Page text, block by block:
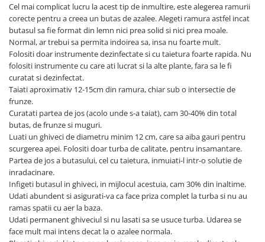
Cel mai complicat lucru la acest tip de inmultire, este alegerea ramurii
corecte pentru a creea un butas de azalee. Alegeti ramura astfel incat
butasul sa fie format din lemn nici prea solid si nici prea moale.
Normal, ar trebui sa permita indoirea sa, insa nu foarte mult.
Folositi doar instrumente dezinfectate si cu taietura foarte rapida. Nu
folositi instrumente cu care ati lucrat si la alte plante, fara sa le fi
curatat si dezinfectat.
Taiati aproximativ 12-15cm din ramura, chiar sub o intersectie de
frunze.
Curatati partea de jos (acolo unde s-a taiat), cam 30-40% din total
butas, de frunze si muguri.
Luati un ghiveci de diametru minim 12 cm, care sa aiba gauri pentru
scurgerea apei. Folositi doar turba de calitate, pentru insamantare.
Partea de jos a butasului, cel cu taietura, inmuiati-l intr-o solutie de
inradacinare.
Infigeti butasul in ghiveci, in mijlocul acestuia, cam 30% din inaltime.
Udati abundent si asigurati-va ca face priza complet la turba si nu au
ramas spatii cu aer la baza.
Udati permanent ghiveciul si nu lasati sa se usuce turba. Udarea se
face mult mai intens decat la o azalee normala.